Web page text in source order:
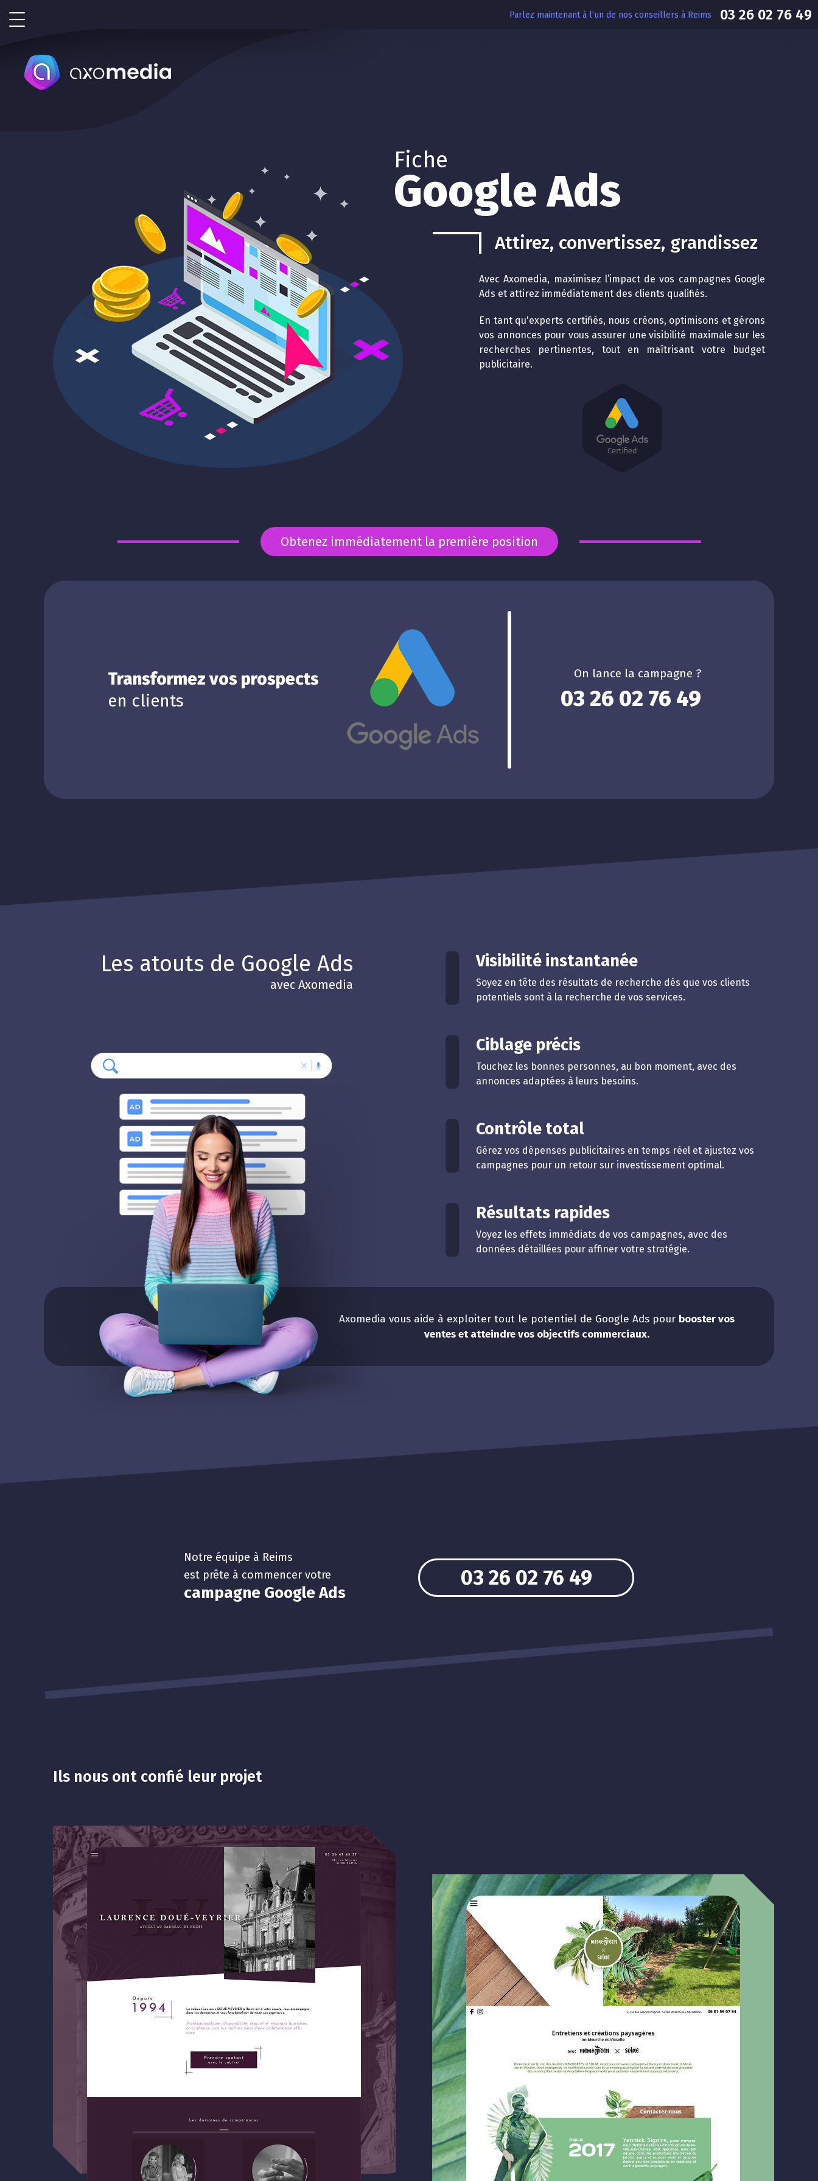
Parlez maintenant à l’un de nos conseillers à Reims 03 26 02 76 49
Fiche
Google Ads
Attirez, convertissez, grandissez
Avec Axomedia, maximisez l’impact de vos campagnes Google
Ads et attirez immédiatement des clients qualifiés.
En tant qu'experts certifiés, nous créons, optimisons et gérons
vos annonces pour vous assurer une visibilité maximale sur les
recherches pertinentes, tout en maîtrisant votre budget
publicitaire.
Obtenez immédiatement la première position
Transformez vos prospects
en clients
On lance la campagne ?
03 26 02 76 49
Les atouts de Google Ads
avec Axomedia
Visibilité instantanée
Soyez en tête des résultats de recherche dès que vos clients
potentiels sont à la recherche de vos services.
Ciblage précis
Touchez les bonnes personnes, au bon moment, avec des
annonces adaptées à leurs besoins.
Contrôle total
Gérez vos dépenses publicitaires en temps réel et ajustez vos
campagnes pour un retour sur investissement optimal.
Résultats rapides
Voyez les effets immédiats de vos campagnes, avec des
données détaillées pour affiner votre stratégie.
Axomedia vous aide à exploiter tout le potentiel de Google Ads pour booster vos
ventes et atteindre vos objectifs commerciaux.
Notre équipe à Reims
est prête à commencer votre
campagne Google Ads
03 26 02 76 49
Ils nous ont confié leur projet